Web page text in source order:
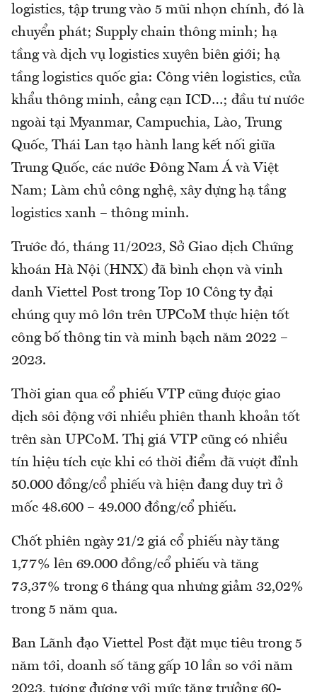
logistics, tập trung vào 5 mũi nhọn chính, đó là
chuyển phát; Supply chain thông minh; hạ
tầng và dịch vụ logistics xuyên biên giới; hạ
tầng logistics quốc gia: Công viên logistics, cửa
khẩu thông minh, cảng cạn ICD…; đầu tư nước
ngoài tại Myanmar, Campuchia, Lào, Trung
Quốc, Thái Lan tạo hành lang kết nối giữa
Trung Quốc, các nước Đông Nam Á và Việt
Nam; Làm chủ công nghệ, xây dựng hạ tầng
logistics xanh – thông minh.
Trước đó, tháng 11/2023, Sở Giao dịch Chứng
khoán Hà Nội (HNX) đã bình chọn và vinh
danh Viettel Post trong Top 10 Công ty đại
chúng quy mô lớn trên UPCoM thực hiện tốt
công bố thông tin và minh bạch năm 2022 –
2023.
Thời gian qua cổ phiếu VTP cũng được giao
dịch sôi động với nhiều phiên thanh khoản tốt
trên sàn UPCoM. Thị giá VTP cũng có nhiều
tín hiệu tích cực khi có thời điểm đã vượt đỉnh
50.000 đồng/cổ phiếu và hiện đang duy trì ở
mốc 48.600 – 49.000 đồng/cổ phiếu.
Chốt phiên ngày 21/2 giá cổ phiếu này tăng
1,77% lên 69.000 đồng/cổ phiếu và tăng
73,37% trong 6 tháng qua nhưng giảm 32,02%
trong 5 năm qua.
Ban Lãnh đạo Viettel Post đặt mục tiêu trong 5
năm tới, doanh số tăng gấp 10 lần so với năm